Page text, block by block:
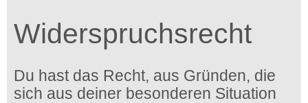
Widerspruchsrecht
Du hast das Recht, aus Gründen, die
sich aus deiner besonderen Situation